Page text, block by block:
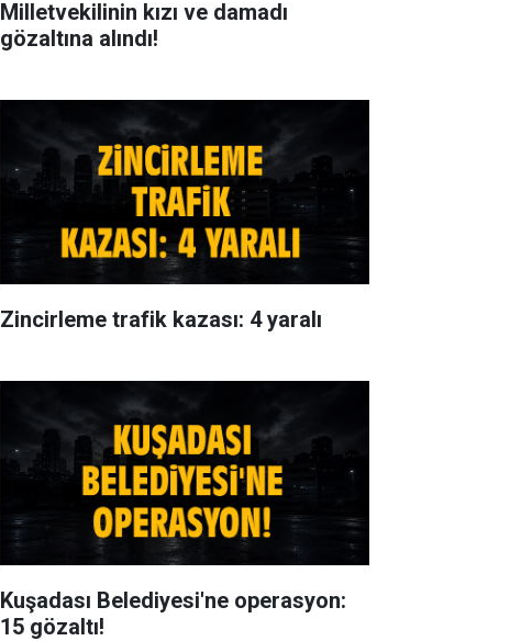
Milletvekilinin kızı ve damadı
gözaltına alındı!
Zincirleme trafik kazası: 4 yaralı
Kuşadası Belediyesi'ne operasyon:
15 gözaltı!